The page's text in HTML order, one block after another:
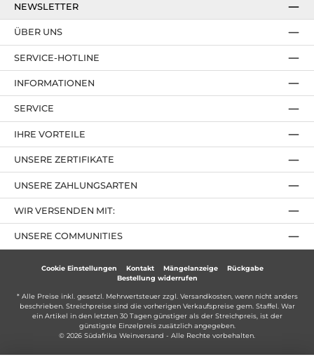
NEWSLETTER
SERVICE-HOTLINE
IHRE VORTEILE
UNSERE ZAHLUNGSARTEN
ÜBER UNS
UNSERE ZERTIFIKATE
INFORMATIONEN
SERVICE
UNSERE COMMUNITIES
WIR VERSENDEN MIT:
Cookie Einstellungen Kontakt Mängelanzeige
Rückgabe
Bestellung widerrufen
* Alle Preise inkl. gesetzl. Mehrwertsteuer zzgl. Versandkosten, wenn nicht anders
beschrieben. Streichpreise sind die vorherigen Verkaufspreise gem. Staffel. War
ein Artikel in den letzten 30 Tagen günstiger als der Streichpreis, ist der
günstigste Einzelpreis zusätzlich angegeben.
© 2026 Südafrika Weinversand - Alle Rechte vorbehalten.